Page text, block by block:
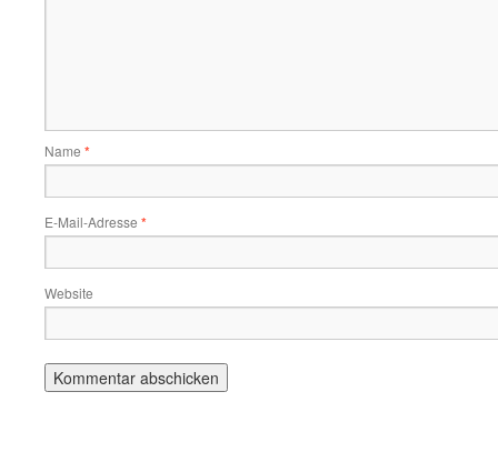
Name *
E-Mail-Adresse *
Website